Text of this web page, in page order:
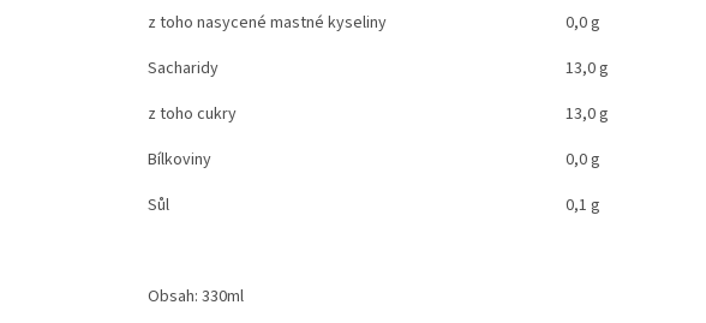
z toho nasycené mastné kyseliny
0,0 g
Sacharidy
13,0 g
z toho cukry
13,0 g
Bílkoviny
0,0 g
Sůl
0,1 g
Obsah: 330ml